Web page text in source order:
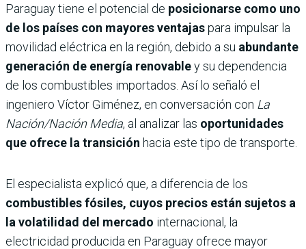
Paraguay tiene el potencial de posicionarse como uno
de los países con mayores ventajaspara impulsar la
movilidad eléctrica en la región, debido a su abundante
generación de energía renovabley su dependencia
de los combustibles importados. Así lo señaló el
ingeniero Víctor Giménez, en conversación con La
Nación/Nación Media, al analizar las oportunidades
que ofrece la transición hacia este tipo de transporte.
El especialista explicó que, a diferencia de los
combustibles fósiles, cuyos precios están sujetos a
la volatilidad del mercado internacional, la
electricidad producida en Paraguay ofrece mayor